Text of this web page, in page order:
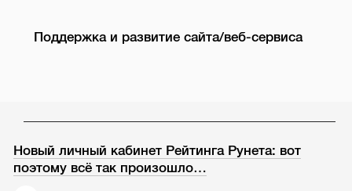
Поддержка и развитие сайта/веб-сервиса
Новый личный кабинет Рейтинга Рунета: вот
поэтому всё так произошло…